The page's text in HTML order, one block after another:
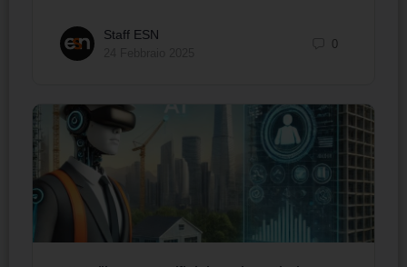
Staff ESN
0